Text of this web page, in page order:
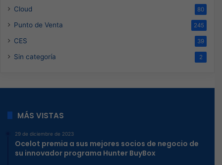
Cloud 80
Punto de Venta 245
CES 39
Sin categoría 2
MÁS VISTAS
29 de diciembre de 2023
Ocelot premia a sus mejores socios de negocio de
su innovador programa Hunter BuyBox